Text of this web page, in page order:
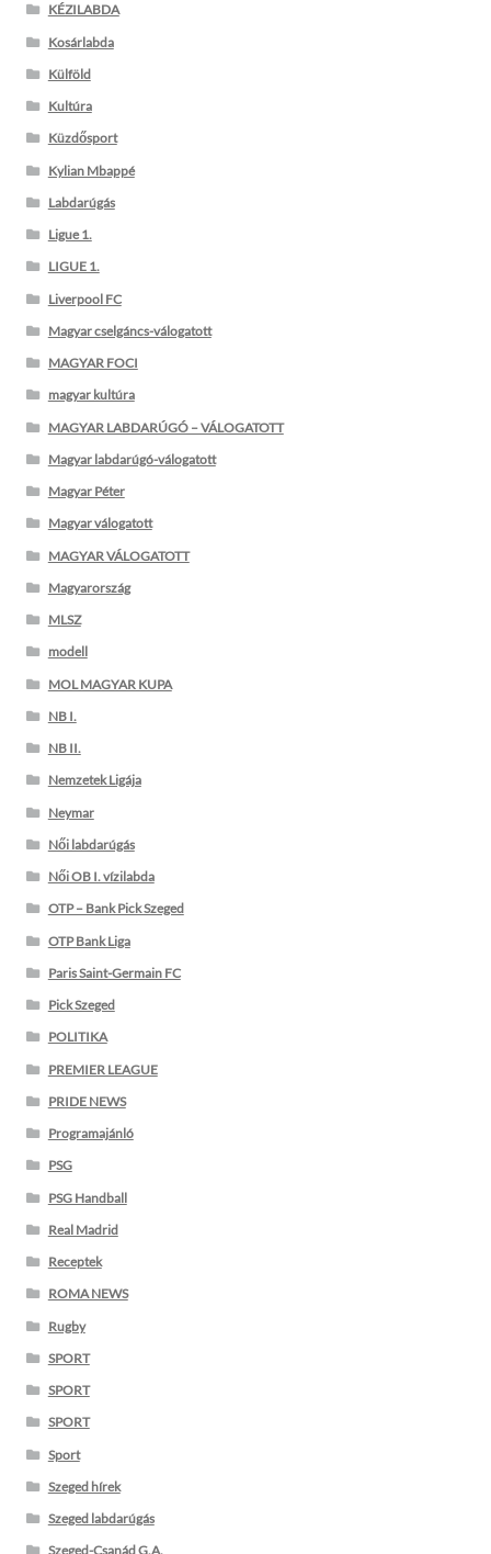
KÉZILABDA
Kosárlabda
Külföld
Kultúra
Küzdősport
Kylian Mbappé
Labdarúgás
Ligue 1.
LIGUE 1.
Liverpool FC
Magyar cselgáncs-válogatott
MAGYAR FOCI
magyar kultúra
MAGYAR LABDARÚGÓ – VÁLOGATOTT
Magyar labdarúgó-válogatott
Magyar Péter
Magyar válogatott
MAGYAR VÁLOGATOTT
Magyarország
MLSZ
modell
MOL MAGYAR KUPA
NB I.
NB II.
Nemzetek Ligája
Neymar
Női labdarúgás
Női OB I. vízilabda
OTP – Bank Pick Szeged
OTP Bank Liga
Paris Saint-Germain FC
Pick Szeged
POLITIKA
PREMIER LEAGUE
PRIDE NEWS
Programajánló
PSG
PSG Handball
Real Madrid
Receptek
ROMA NEWS
Rugby
SPORT
SPORT
SPORT
Sport
Szeged hírek
Szeged labdarúgás
Szeged-Csanád G.A.